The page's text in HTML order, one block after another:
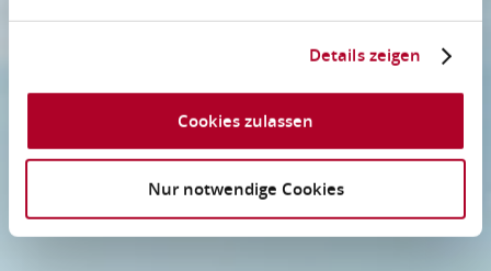
Details zeigen
Cookies zulassen
Nur notwendige Cookies